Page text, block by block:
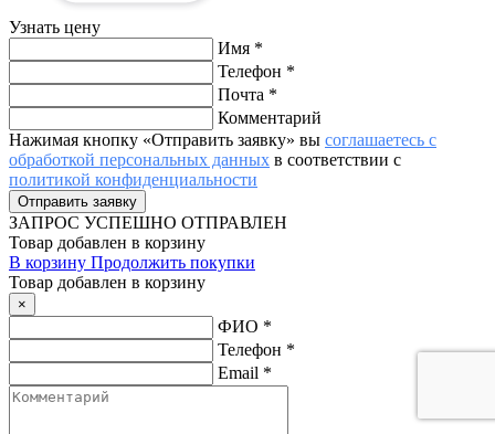
Узнать цену
Имя *
Телефон *
Почта *
Комментарий
Нажимая кнопку «Отправить заявку» вы соглашаетесь с
обработкой персональных данных в соответствии с
политикой конфиденциальности
ЗАПРОС УСПЕШНО ОТПРАВЛЕН
Товар добавлен в корзину
В корзину Продолжить покупки
Товар добавлен в корзину
×
ФИО *
Телефон *
Email *